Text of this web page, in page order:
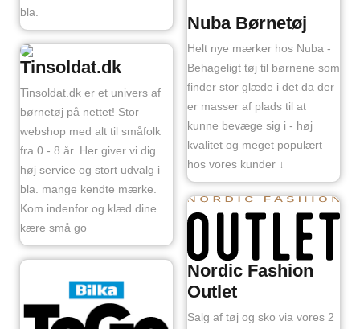
bla.
Tinsoldat.dk
Tinsoldat.dk er et univers af
børnetøj på nettet! Stor
webshop med alt til småfolk
fra 0 - 8 år. Her giver vi dig
høj service og stort udvalg i
bla. mange kendte mærke.
Kom indenfor og klæd dine
kære små go
Nuba Børnetøj
Helt nye mærker hos Nuba -
Behageligt tøj til børnene som
finder stor glæde i det da der
er masser af plads til at
kunne bevæge sig i - høj
kvalitet og meget populært
hos vores kunder ↓
Nordic Fashion
Outlet
Salg af tøj og sko via vores 2